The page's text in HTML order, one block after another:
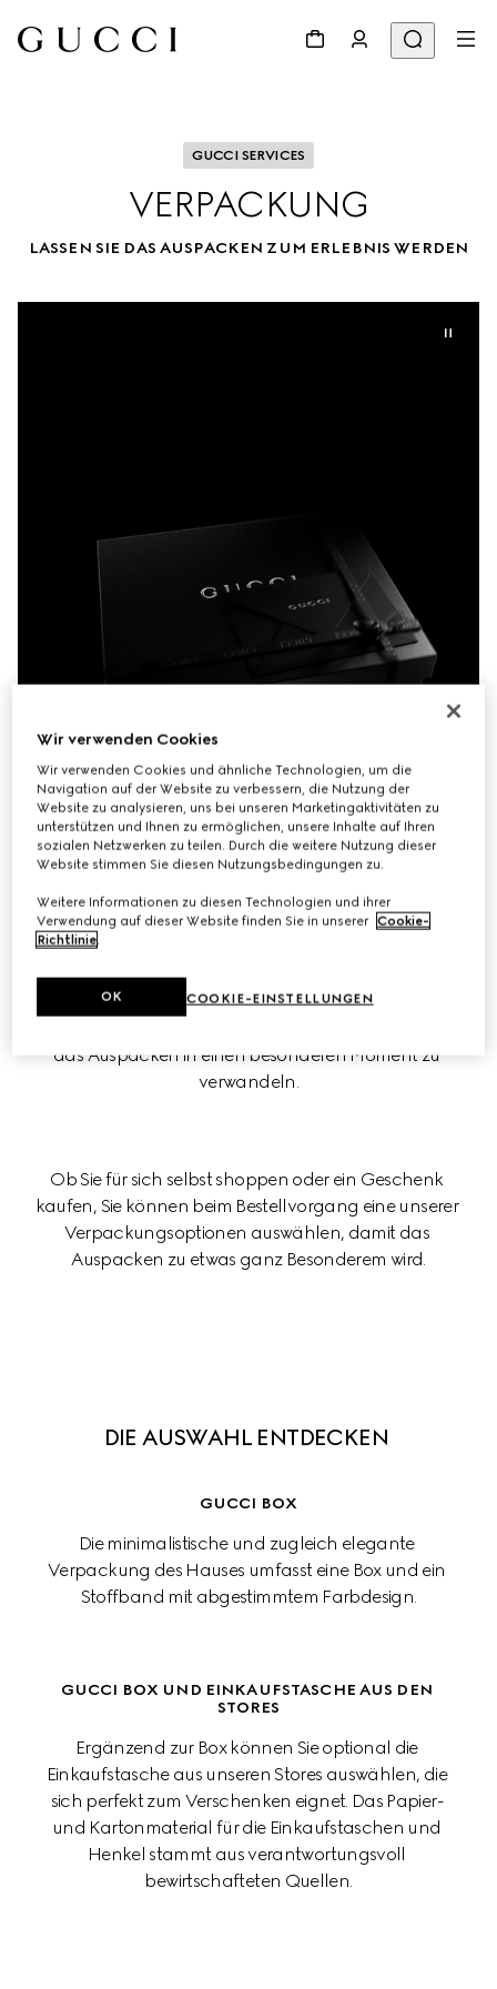
GUCCI SERVICES
VERPACKUNG
LASSEN SIE DAS AUSPACKEN ZUM ERLEBNIS WERDEN
Unsere mit Sorgfalt kreierte Verpackung verkörpert die
Eleganz, die unsere Marke auszeichnet – mit Liebe
das Auspacken in einen besonderen Moment zu
verwandeln.
Ob Sie für sich selbst shoppen oder ein Geschenk
kaufen, Sie können beim Bestellvorgang eine unserer
Verpackungsoptionen auswählen, damit das
Auspacken zu etwas ganz Besonderem wird.
DIE AUSWAHL ENTDECKEN
GUCCI BOX
Die minimalistische und zugleich elegante
Verpackung des Hauses umfasst eine Box und ein
Stoffband mit abgestimmtem Farbdesign.
GUCCI BOX UND EINKAUFSTASCHE AUS DEN
STORES
Ergänzend zur Box können Sie optional die
Einkaufstasche aus unseren Stores auswählen, die
sich perfekt zum Verschenken eignet. Das Papier-
und Kartonmaterial für die Einkaufstaschen und
Henkel stammt aus verantwortungsvoll
bewirtschafteten Quellen.
Wir verwenden Cookies
Wir verwenden Cookies und ähnliche Technologien, um die
Navigation auf der Website zu verbessern, die Nutzung der
Website zu analysieren, uns bei unseren Marketingaktivitäten zu
unterstützen und Ihnen zu ermöglichen, unsere Inhalte auf Ihren
sozialen Netzwerken zu teilen. Durch die weitere Nutzung dieser
Website stimmen Sie diesen Nutzungsbedingungen zu.
Weitere Informationen zu diesen Technologien und ihrer
Verwendung auf dieser Website finden Sie in unserer Cookie-
Richtlinie.
COOKIE-EINSTELLUNGEN
OK